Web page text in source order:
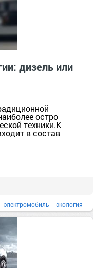
дизель или
остро
техники.К
в состав
электромобиль экология